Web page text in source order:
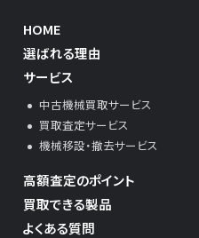
HOME
選ばれる理由
サービス
中古機械買取サービス
買取査定サービス
機械移設・撤去サービス
高額査定のポイント
買取できる製品
よくある質問